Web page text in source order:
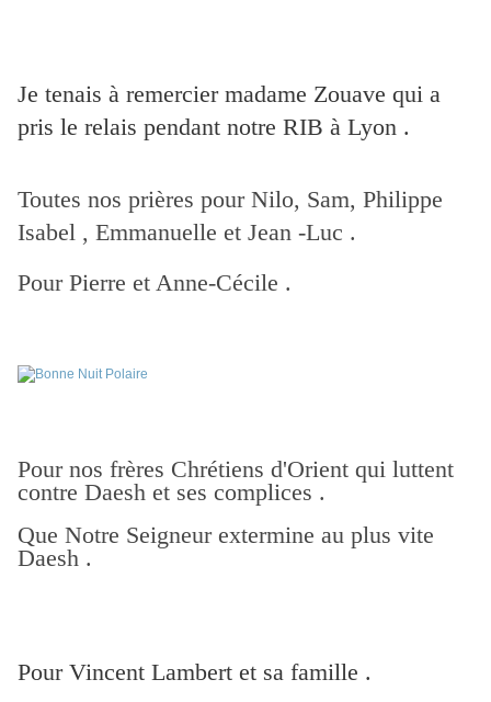
Je tenais à remercier madame Zouave qui a
pris le relais pendant notre RIB à Lyon .
Toutes nos prières pour Nilo, Sam, Philippe
Isabel , Emmanuelle et Jean -Luc .
Pour Pierre et Anne-Cécile .
Pour nos frères Chrétiens d'Orient qui luttent
contre Daesh et ses complices .
Que Notre Seigneur extermine au plus vite
Daesh .
Pour Vincent Lambert et sa famille .